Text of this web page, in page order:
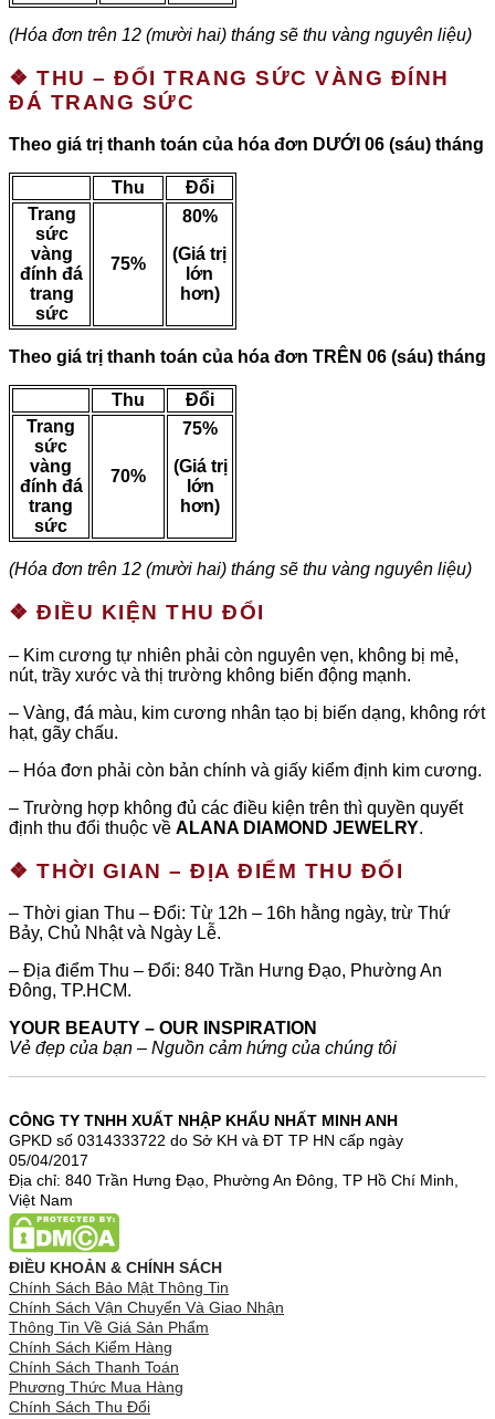
(Hóa đơn trên 12 (mười hai) tháng sẽ thu vàng nguyên liệu)
❖ THU – ĐỔI TRANG SỨC VÀNG ĐÍNH
ĐÁ TRANG SỨC
Theo giá trị thanh toán của hóa đơn DƯỚI 06 (sáu) tháng
Thu
Đổi
Trang
sức
vàng
đính đá
trang
sức
75%
80%
(Giá trị
lớn
hơn)
Theo giá trị thanh toán của hóa đơn TRÊN 06 (sáu) tháng
Thu
Đổi
Trang
sức
vàng
đính đá
trang
sức
70%
75%
(Giá trị
lớn
hơn)
(Hóa đơn trên 12 (mười hai) tháng sẽ thu vàng nguyên liệu)
❖ ĐIỀU KIỆN THU ĐỔI
– Kim cương tự nhiên phải còn nguyên vẹn, không bị mẻ,
nút, trầy xước và thị trường không biến động mạnh.
– Vàng, đá màu, kim cương nhân tạo bị biến dạng, không rớt
hạt, gãy chấu.
– Hóa đơn phải còn bản chính và giấy kiểm định kim cương.
– Trường hợp không đủ các điều kiện trên thì quyền quyết
định thu đổi thuộc về ALANA DIAMOND JEWELRY.
❖ THỜI GIAN – ĐỊA ĐIỂM THU ĐỔI
– Thời gian Thu – Đổi: Từ 12h – 16h hằng ngày, trừ Thứ
Bảy, Chủ Nhật và Ngày Lễ.
– Địa điểm Thu – Đổi: 840 Trần Hưng Đạo, Phường An
Đông, TP.HCM.
YOUR BEAUTY – OUR INSPIRATION
Vẻ đẹp của bạn – Nguồn cảm hứng của chúng tôi
CÔNG TY TNHH XUẤT NHẬP KHẨU NHẤT MINH ANH
GPKD số 0314333722 do Sở KH và ĐT TP HN cấp ngày
05/04/2017
Địa chỉ: 840 Trần Hưng Đạo, Phường An Đông, TP Hồ Chí Minh,
Việt Nam
ĐIỀU KHOẢN & CHÍNH SÁCH
Chính Sách Bảo Mật Thông Tin
Chính Sách Vận Chuyển Và Giao Nhận
Thông Tin Về Giá Sản Phẩm
Chính Sách Kiểm Hàng
Chính Sách Thanh Toán
Phương Thức Mua Hàng
Chính Sách Thu Đổi